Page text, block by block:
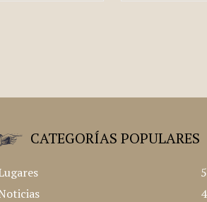
CATEGORÍAS POPULARES